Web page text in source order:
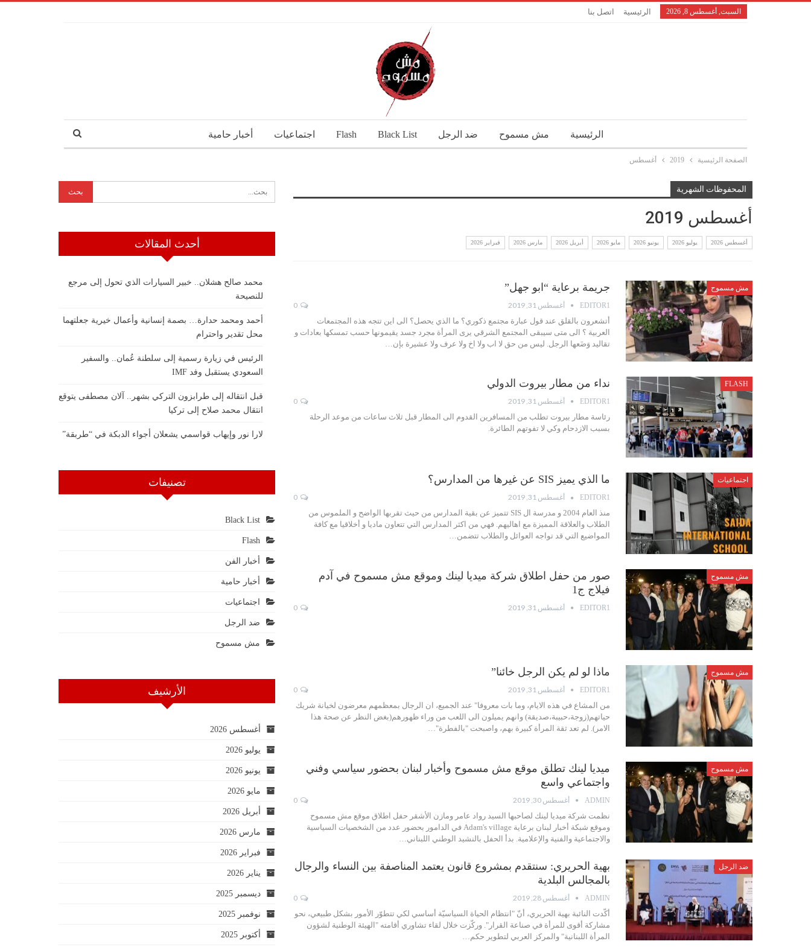
السبت, أغسطس 8, 2026 الرئيسية اتصل بنا
الرئيسية مش مسموح ضد الرجل Black List
Flash اجتماعيات أخبار حامية
الصفحة الرئيسية 2019 أغسطس
المحفوظات الشهرية
أغسطس 2019
أغسطس 2026 يوليو 2026 يونيو 2026 مايو 2026 أبريل 2026 مارس 2026 فبراير 2026
مش مسموح جريمة برعاية “ابو جهل”
EDITOR1 أغسطس 31, 2019
أتشعرون بالقلق عند قول عبارة مجتمع ذكوري؟ ما الذي يحصل؟ الى اين تتجه هذه المجتمعات
العربية ؟ الى متى سيبقى المجتمع الشرقي يرى المرأة مجرد جسد يقيمونها حسب تمسكها بعادات و
تقاليد وَضَعها الرجل. ليس من حق لا اب ولا اخ ولا عرف ولا عشيرة بإن…
FLASH نداء من مطار بيروت الدولي
EDITOR1 أغسطس 31, 2019
رئاسة مطار بيروت تطلب من المسافرين القدوم الى المطار قبل ثلاث ساعات من موعد الرحلة
بسبب الازدحام وكي لا تفوتهم الطائرة.
اجتماعيات ما الذي يميز SIS عن غيرها من المدارس؟
EDITOR1 أغسطس 31, 2019
منذ العام 2004 و مدرسة ال SIS تتميز عن بقية المدارس من حيث تقربها الواضح و الملموس من
الطلاب والعلاقة المميزة مع اهاليهم. فهي من اكثر المدارس التي تتعاون ماديا و أخلاقيا مع كافة
المواضيع التي قد تواجه العوائل والطلاب تتضمن…
مش مسموح
صور من حفل اطلاق شركة ميديا لينك وموقع مش مسموح في آدم
فيلاج ج1
EDITOR1 أغسطس 31, 2019
مش مسموح ماذا لو لم يكن الرجل خائنا”
EDITOR1 أغسطس 31, 2019
من المشاع في هذه الايام، وما بات معروفا" عند الجميع، ان الرجال بمعظمهم معرضون لخيانة شريك
حياتهم(زوجة،حبيبة،صديقة) وانهم يميلون الى اللعب من وراء ظهورهم(بغض النظر عن صحة هذا
الامر). لم تعد ثقة المرأة كبيرة بهم، واصبحت "بالفطرة"…
مش مسموح
ميديا لينك تطلق موقع مش مسموح وأخبار لبنان بحضور سياسي وفني
واجتماعي واسع
ADMIN أغسطس 30, 2019
نظمت شركة ميديا لينك لصاحبها السيد رواد عامر ومازن الأشقر حفل اطلاق موقع مش مسموح
وموقع شبكة أخبار لبنان برعاية Adam's village في الدامور بحضور عدد من الشخصيات السياسية
والاجتماعية والفنية والإعلامية. بدأ الحفل بالنشيد الوطني اللبناني…
ضد الرجل
بهية الحريري: سنتقدم بمشروع قانون يعتمد المناصفة بين النساء والرجال
بالمجالس البلدية
ADMIN أغسطس 28, 2019
أكّدت النائبة ​بهية الحريري​، أنّ "انتظام الحياة السياسيّة أساسي لكي تتطوّر الأمور بشكل طبيعي، نحو
مشاركة أقوى للمرأة في صناعة القرار". وركّزت خلال لقاء تشاوري أقامته "الهيئة الوطنية لشؤون
المرأة ال​لبنان​ية" والمركز العربي لتطوير حكم…
أحدث المقالات
محمد صالح هشلان.. خبير السيارات الذي تحول إلى مرجع
للنصيحة
أحمد ومحمد حدارة… بصمة إنسانية وأعمال خيرية جعلتهما
محل تقدير واحترام
الرئيس في زيارة رسمية إلى سلطنة عُمان.. والسفير
السعودي يستقبل وفد IMF
قبل انتقاله إلى طرابزون التركي بشهر.. آلان مصطفى يتوقع
انتقال محمد صلاح إلى تركيا
لارا نور وإيهاب قواسمي يشعلان أجواء الدبكة في “طربقة”
تصنيفات
Black List
Flash
أخبار الفن
أخبار حامية
اجتماعيات
ضد الرجل
مش مسموح
الأرشيف
أغسطس 2026
يوليو 2026
يونيو 2026
مايو 2026
أبريل 2026
مارس 2026
فبراير 2026
يناير 2026
ديسمبر 2025
نوفمبر 2025
أكتوبر 2025